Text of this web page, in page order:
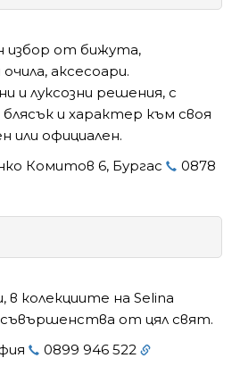
избор от бижута,
аксесоари.
и луксозни решения, с
и характер към своя
или официален.
Комитов 6, Бургас
0878
в колекциите на Selina
от цял свят.
0899 946 522